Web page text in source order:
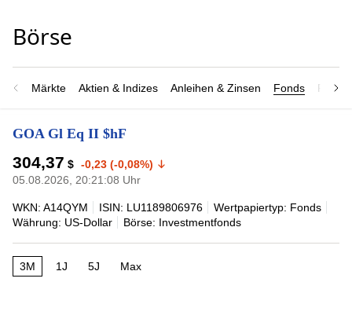
Märkte Aktien & Indizes Anleihen & Zinsen Fonds
GOA Gl Eq II $hF
304,37 $ -0,23 (-0,08%)
05.08.2026, 20:21:08 Uhr
WKN: A14QYM ISIN: LU1189806976
Wertpapiertyp: Fonds
Währung: US-Dollar
Börse: Investmentfonds
3M 1J 5J Max